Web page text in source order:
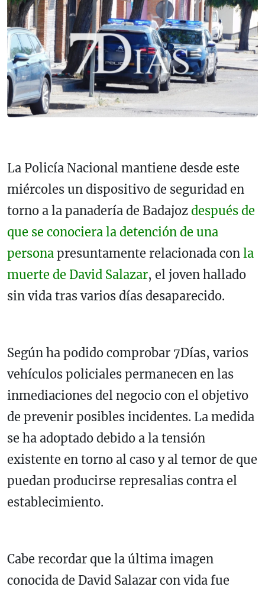
La Policía Nacional mantiene desde este
miércoles un dispositivo de seguridad en
torno a la panadería de Badajoz después de
que se conociera la detención de una
persona presuntamente relacionada con la
muerte de David Salazar, el joven hallado
sin vida tras varios días desaparecido.
Según ha podido comprobar 7Días, varios
vehículos policiales permanecen en las
inmediaciones del negocio con el objetivo
de prevenir posibles incidentes. La medida
se ha adoptado debido a la tensión
existente en torno al caso y al temor de que
puedan producirse represalias contra el
establecimiento.
Cabe recordar que la última imagen
conocida de David Salazar con vida fue